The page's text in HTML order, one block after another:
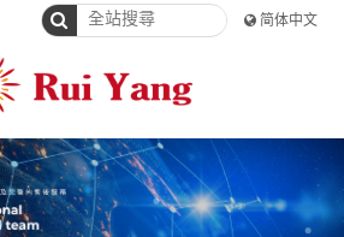
简体中文